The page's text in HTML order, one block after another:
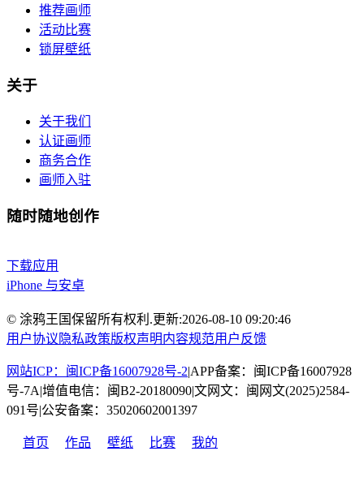
推荐画师
活动比赛
锁屏壁纸
关于
关于我们
认证画师
商务合作
画师入驻
随时随地创作
下载应用
iPhone 与安卓
© 涂鸦王国保留所有权利.更新:2026-08-10 09:20:46
用户协议 隐私政策版权声明内容规范用户反馈
网站ICP：闽ICP备16007928号-2|APP备案：闽ICP备16007928
号-7A|增值电信：闽B2-20180090|文网文：闽网文(2025)2584-
091号|公安备案：35020602001397
首页 作品 壁纸 比赛 我的